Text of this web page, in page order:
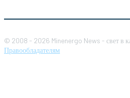
© 2008 - 2026 Minenergo News - свет в
Правообладателям